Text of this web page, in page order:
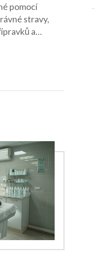
pomocí
stravy,
a
se zbavit
a zlepšit